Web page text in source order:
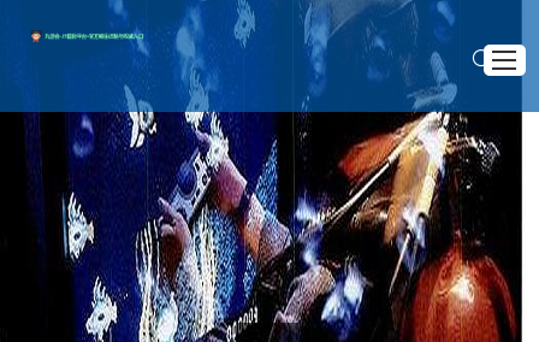
首页官网入口
手机版J9国际平台
产品展示
集团游戏
服务种类
>产品展示 >F80s BIOS升级攻略
F80s BIOS升级攻略
2026 .03 .21